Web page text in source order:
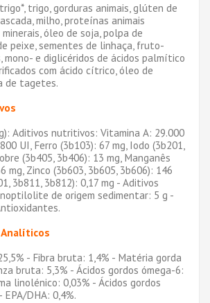
trigo, gorduras animais, glúten de
milho, proteínas animais
óleo de soja, polpa de
peixe, sementes de linhaça, fruto-
mono- e diglicéridos de ácidos palmítico
com ácido cítrico, óleo de
de tagetes.
Aditivos nutritivos: Vitamina A: 29.000
UI, Ferro (3b103): 67 mg, Iodo (3b201,
(3b405, 3b406): 13 mg, Manganês
mg, Zinco (3b603, 3b605, 3b606): 146
3b811, 3b812): 0,17 mg - Aditivos
de origem sedimentar: 5 g -
- Fibra bruta: 1,4% - Matéria gorda
bruta: 5,3% - Ácidos gordos ómega-6:
linolénico: 0,03% - Ácidos gordos
DHA: 0,4%.